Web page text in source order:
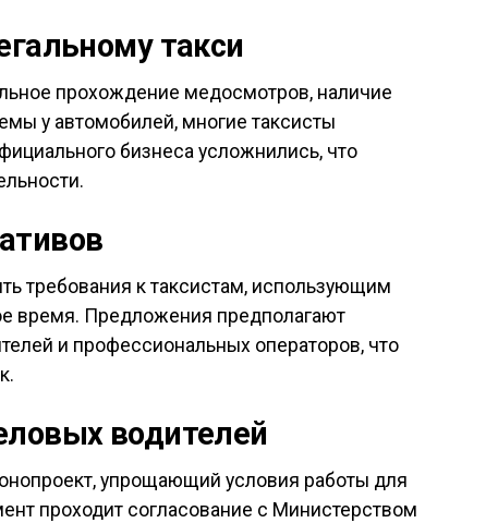
такси
прохождение медосмотров, наличие
у автомобилей, многие таксисты
бизнеса усложнились, что
требования к таксистам, использующим
время. Предложения предполагают
и профессиональных операторов, что
водителей
упрощающий условия работы для
проходит согласование с Министерством